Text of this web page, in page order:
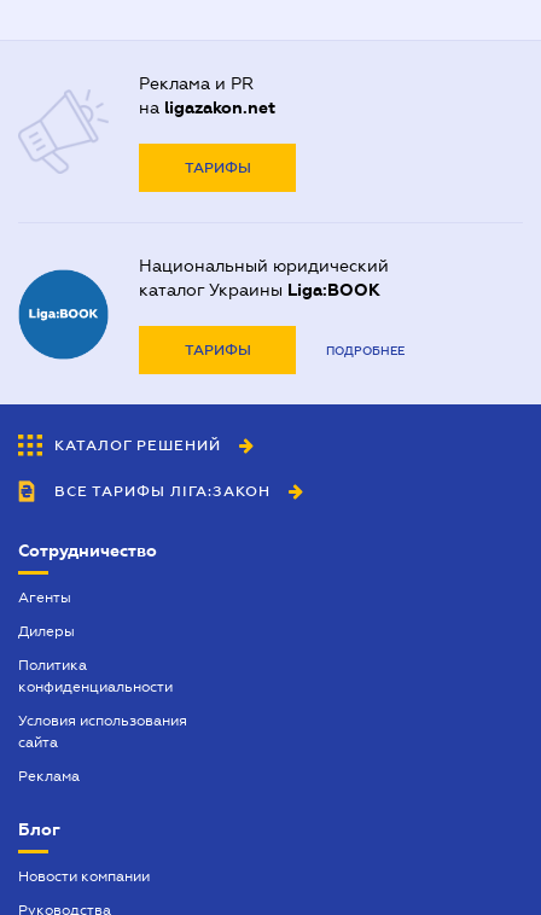
Реклама и PR
на ligazakon.net
ТАРИФЫ
Национальный юридический
каталог Украины Liga:BOOK
ТАРИФЫ ПОДРОБНЕЕ
КАТАЛОГ РЕШЕНИЙ
ВСЕ ТАРИФЫ ЛІГА:ЗАКОН
Сотрудничество
Агенты
Дилеры
Политика
конфиденциальности
Условия использования
сайта
Реклама
Блог
Новости компании
Руководства